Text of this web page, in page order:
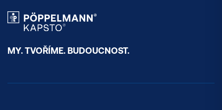
MY. TVOŘÍME. BUDOUCNOST.